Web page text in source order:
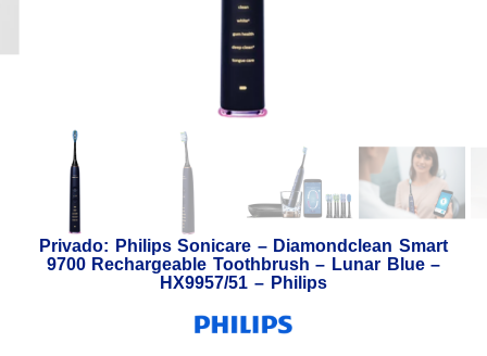
Privado: Philips Sonicare – Diamondclean Smart
9700 Rechargeable Toothbrush – Lunar Blue –
HX9957/51 – Philips